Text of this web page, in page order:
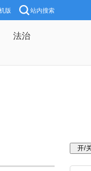
版 站内搜索
法治